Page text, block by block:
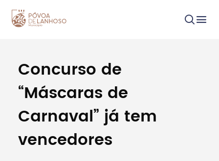
Procurar
Tipo de conteúdo
Concurso de
“Máscaras de
Carnaval” já tem
vencedores